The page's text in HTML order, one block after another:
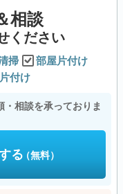
相談
ください
掃
部屋片付け
付け
相談を承っておりま
る（無料）